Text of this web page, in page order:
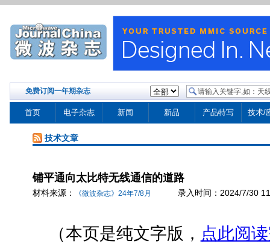
免费订阅一年期杂志
首页 电子杂志 新闻 新品 产品特写 技术/
技术文章
铺平通向太比特无线通信的道路
材料来源： 《微波杂志》24年7/8月 录入时间：2024/7/30
（本页是纯文字版， 点此阅